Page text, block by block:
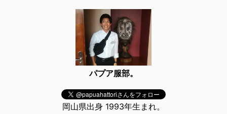
パプア服部。
岡山県出身 1993年生まれ。